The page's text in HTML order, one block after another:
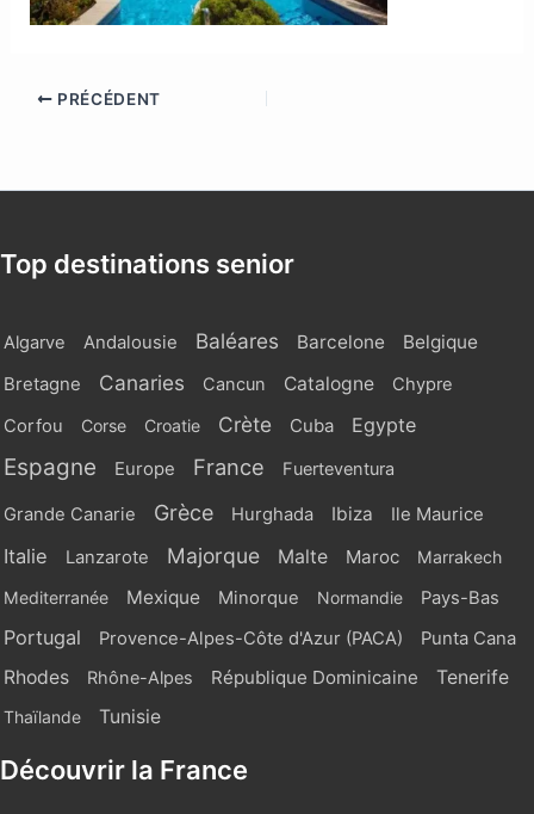
PRÉCÉDENT
Top destinations senior
Algarve Andalousie Baléares Barcelone Belgique
Bretagne Canaries Cancun Catalogne
Chypre
Corfou
Corse Croatie Crète Cuba Egypte
Espagne Europe France Fuerteventura
Grande Canarie Grèce Hurghada Ibiza Ile Maurice
Italie Lanzarote Majorque Malte Maroc
Marrakech
Mediterranée
Mexique Minorque Normandie Pays-Bas
Portugal Provence-Alpes-Côte d'Azur (PACA) Punta Cana
Rhodes Rhône-Alpes République Dominicaine Tenerife
Thaïlande Tunisie
Découvrir la France